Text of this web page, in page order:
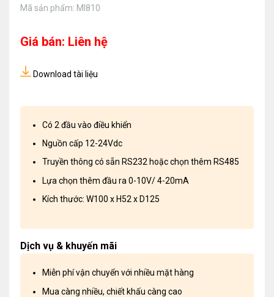
Mã sản phẩm: MI810
Giá bán: Liên hệ
Download tài liệu
Có 2 đầu vào điều khiển
Nguồn cấp 12-24Vdc
Truyền thông có sẵn RS232 hoặc chọn thêm RS485
Lựa chọn thêm đầu ra 0-10V/ 4-20mA
Kích thước: W100 x H52 x D125
Dịch vụ & khuyến mãi
Miễn phí vận chuyển với nhiều mặt hàng
Mua càng nhiều, chiết khấu càng cao